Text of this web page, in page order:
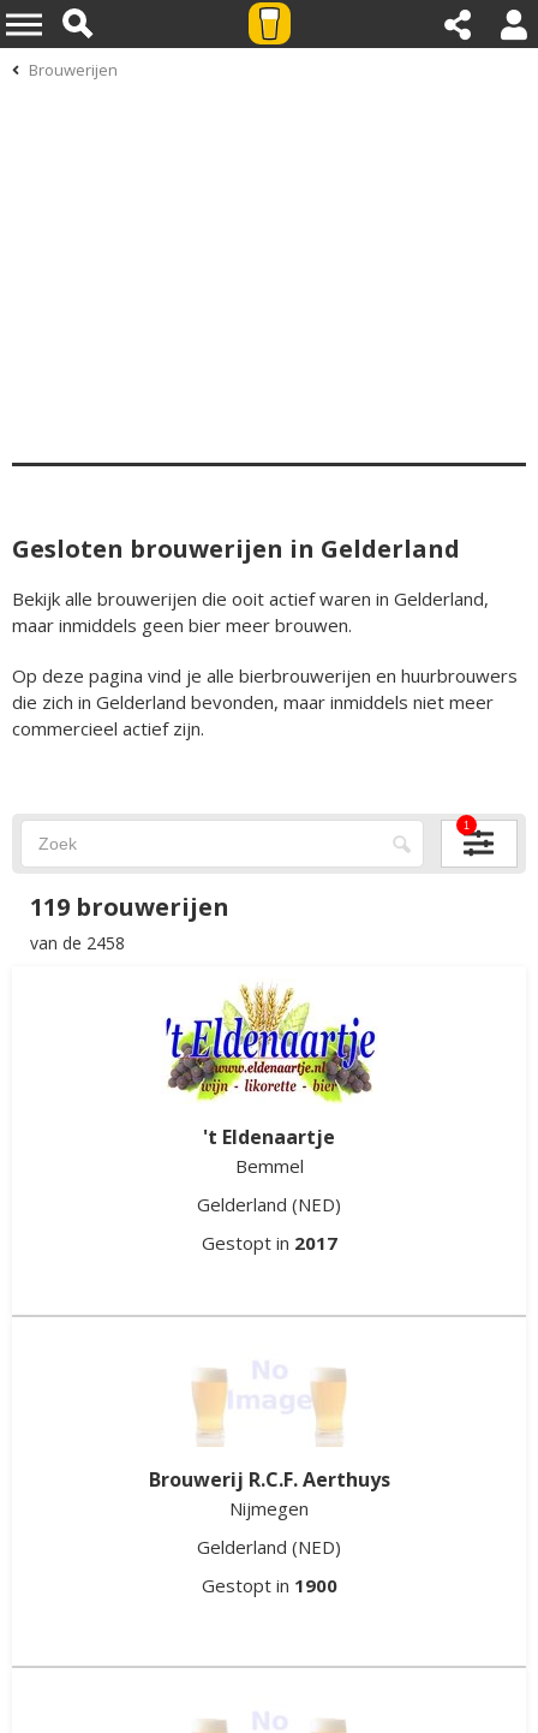
Brouwerijen
Gesloten brouwerijen in Gelderland
Bekijk alle brouwerijen die ooit actief waren in Gelderland,
maar inmiddels geen bier meer brouwen.
Op deze pagina vind je alle bierbrouwerijen en huurbrouwers
die zich in Gelderland bevonden, maar inmiddels niet meer
commercieel actief zijn.
1
119 brouwerijen
van de 2458
't Eldenaartje
Bemmel
Gelderland (NED)
Gestopt in 2017
Brouwerij R.C.F. Aerthuys
Nijmegen
Gelderland (NED)
Gestopt in 1900